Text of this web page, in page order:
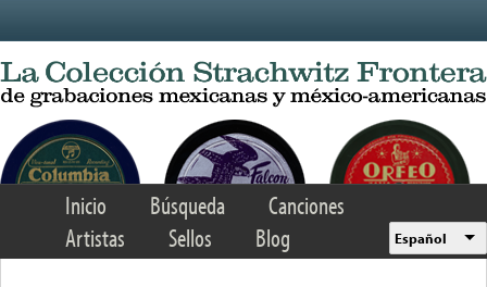
Inicio Búsqueda
Canciones
Artistas
Sellos Blog Español